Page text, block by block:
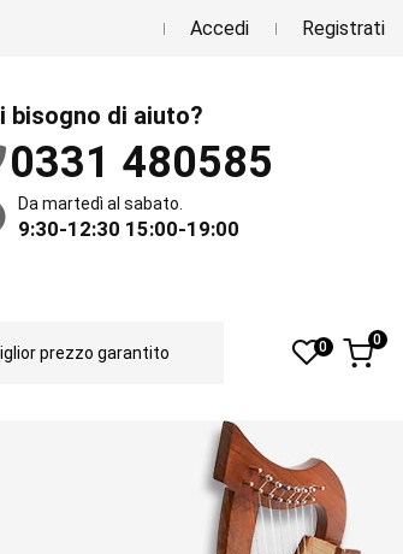
Accedi Registrati
bisogno di aiuto?
0331 480585
Da martedì al sabato.
9:30-12:30 15:00-19:00
prezzo garantito 0 0